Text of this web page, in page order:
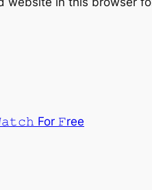
For 𝙵ree